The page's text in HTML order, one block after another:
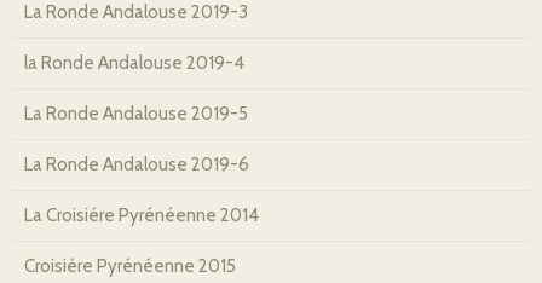
La Ronde Andalouse 2019-3
la Ronde Andalouse 2019-4
La Ronde Andalouse 2019-5
La Ronde Andalouse 2019-6
La Croisiére Pyrénéenne 2014
Croisiére Pyrénéenne 2015